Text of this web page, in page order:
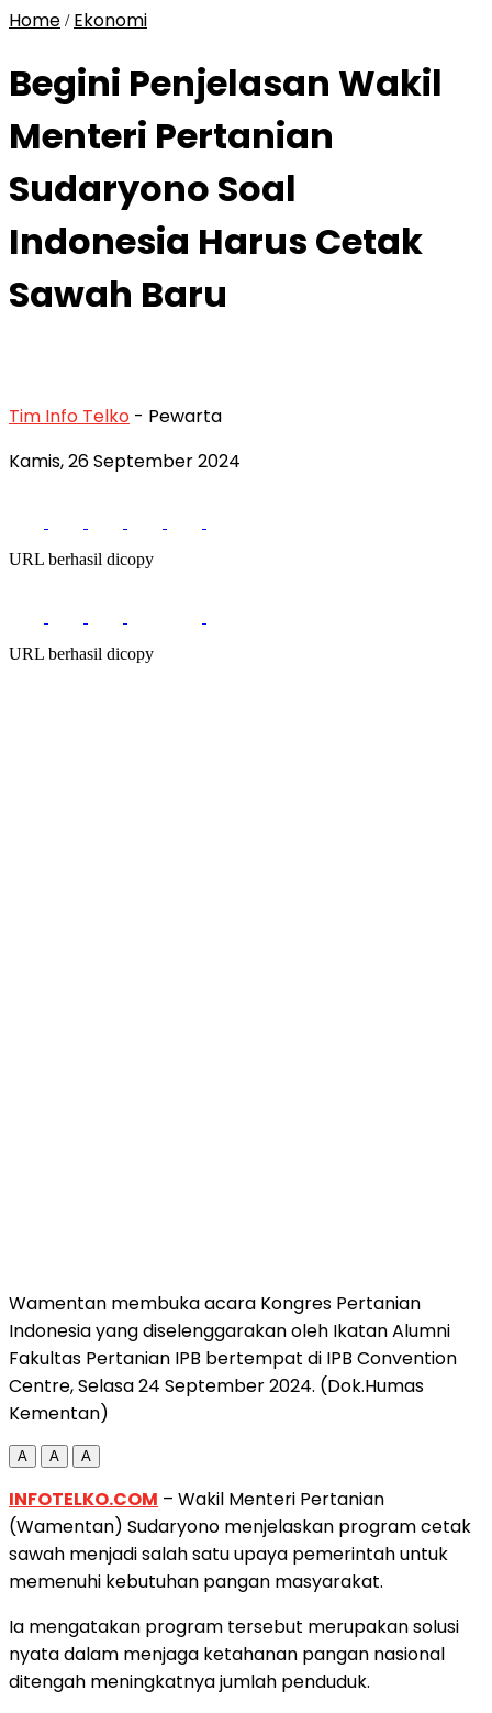
Home / Ekonomi
Begini Penjelasan Wakil
Menteri Pertanian
Sudaryono Soal
Indonesia Harus Cetak
Sawah Baru
Tim Info Telko - Pewarta
Kamis, 26 September 2024
URL berhasil dicopy
URL berhasil dicopy
Wamentan membuka acara Kongres Pertanian
Indonesia yang diselenggarakan oleh Ikatan Alumni
Fakultas Pertanian IPB bertempat di IPB Convention
Centre, Selasa 24 September 2024. (Dok.Humas
Kementan)
A A A
INFOTELKO.COM – Wakil Menteri Pertanian
(Wamentan) Sudaryono menjelaskan program cetak
sawah menjadi salah satu upaya pemerintah untuk
memenuhi kebutuhan pangan masyarakat.
Ia mengatakan program tersebut merupakan solusi
nyata dalam menjaga ketahanan pangan nasional
ditengah meningkatnya jumlah penduduk.